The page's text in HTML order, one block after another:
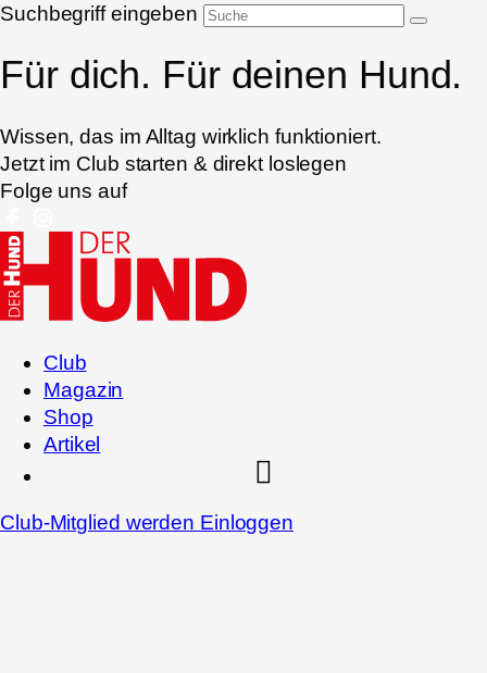
Suchbegriff eingeben
Für dich. Für deinen Hund.
Wissen, das im Alltag wirklich funktioniert.
Jetzt im Club starten & direkt loslegen
Folge uns auf
Club
Magazin
Shop
Artikel
Club-Mitglied werden Einloggen